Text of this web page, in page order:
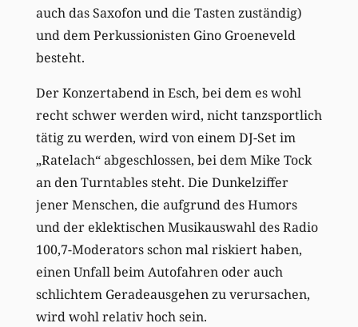
auch das Saxofon und die Tasten zuständig)
und dem Perkussionisten Gino Groeneveld
besteht.
Der Konzertabend in Esch, bei dem es wohl
recht schwer werden wird, nicht tanzsportlich
tätig zu werden, wird von einem DJ-Set im
„Ratelach“ abgeschlossen, bei dem Mike Tock
an den Turntables steht. Die Dunkelziffer
jener Menschen, die aufgrund des Humors
und der eklektischen Musikauswahl des Radio
100,7-Moderators schon mal riskiert haben,
einen Unfall beim Autofahren oder auch
schlichtem Geradeausgehen zu verursachen,
wird wohl relativ hoch sein.